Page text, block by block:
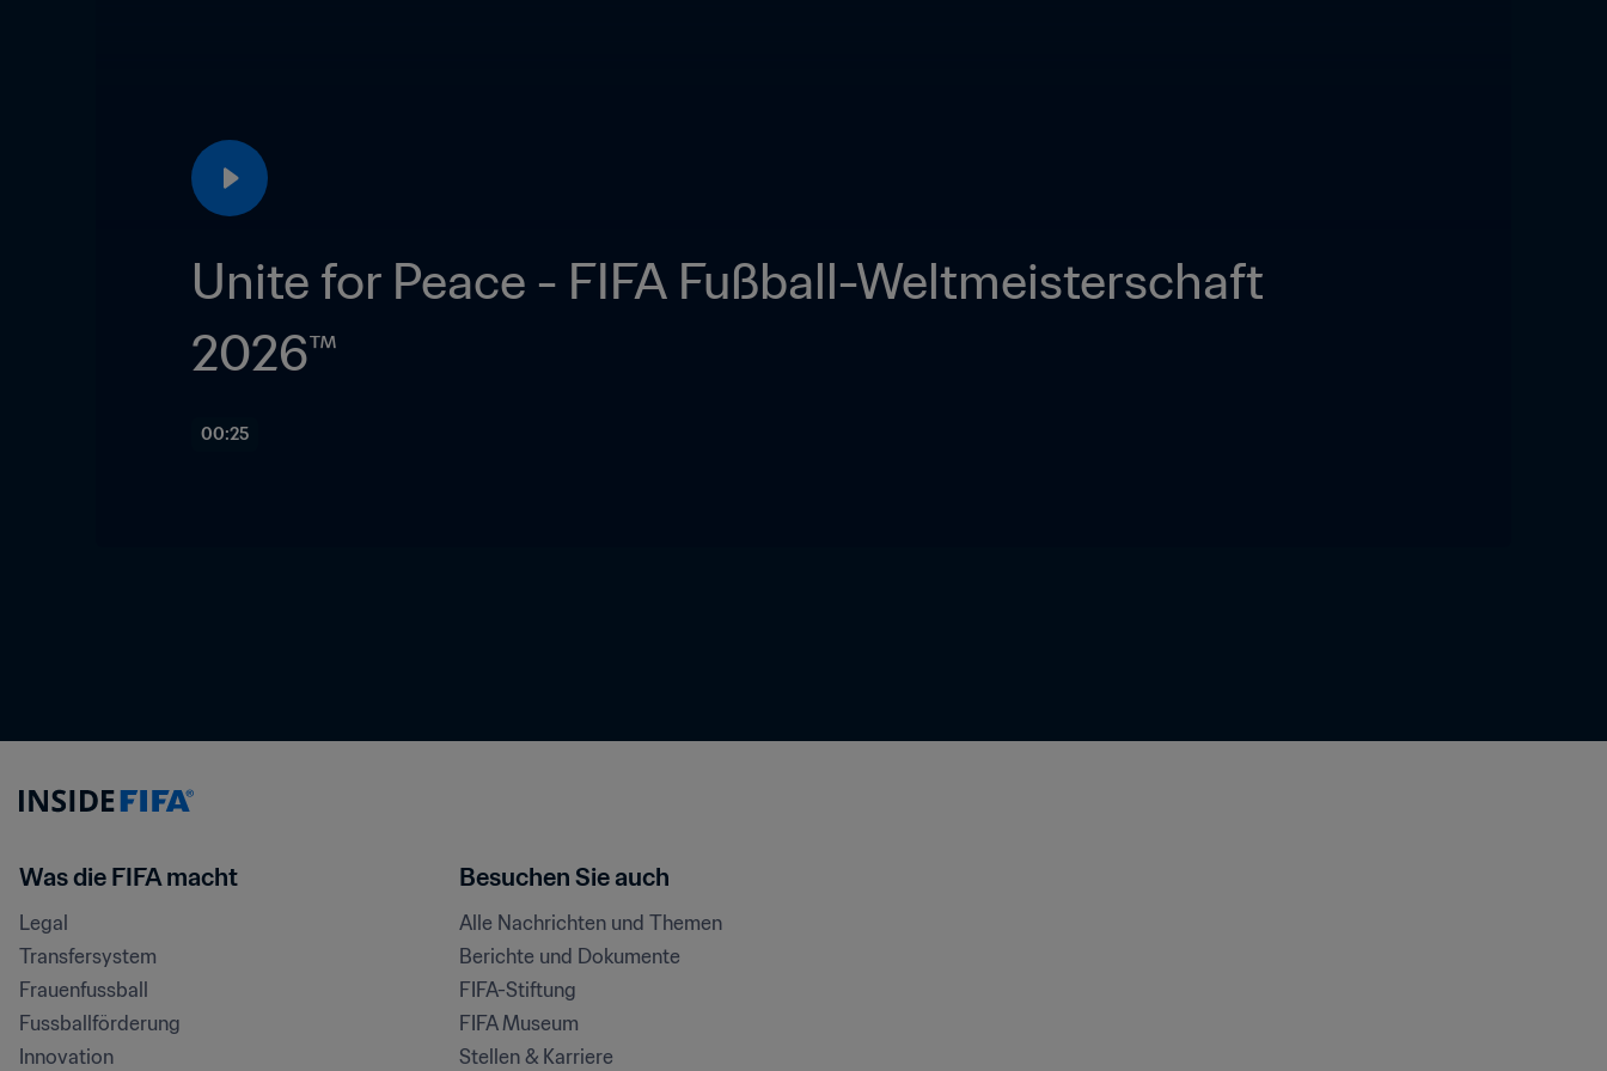
Unite for Peace - FIFA Fußball-Weltmeisterschaft
2026™
00:25
Was die FIFA macht
Legal
Transfersystem
Frauenfussball
Fussballförderung
Innovation
Besuchen Sie auch
Alle Nachrichten und Themen
Berichte und Dokumente
FIFA-Stiftung
FIFA Museum
Stellen & Karriere